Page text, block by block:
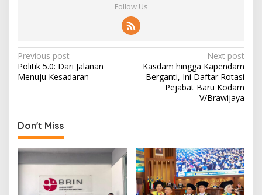
Follow Us
P
o
n
a
v
Previous post
Politik 5.0: Dari Jalanan
Menuju Kesadaran
Next post
Kasdam hingga Kapendam
Berganti, Ini Daftar Rotasi
Pejabat Baru Kodam
V/Brawijaya
Don't Miss